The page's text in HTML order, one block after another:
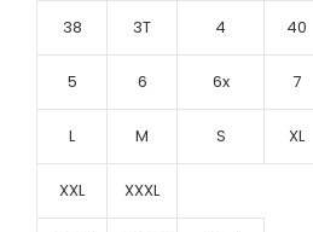
38 3T 4 40
5 6 6x 7
L M S XL
XXL XXXL